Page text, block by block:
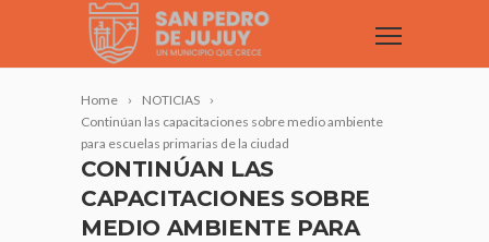
Home
NOTICIAS
Continúan las capacitaciones sobre medio ambiente
para escuelas primarias de la ciudad
CONTINÚAN LAS
CAPACITACIONES SOBRE
MEDIO AMBIENTE PARA